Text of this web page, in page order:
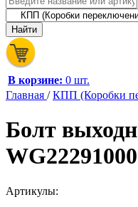
В корзине: 0 шт.
Главная /КПП (Коробки
Болт
Артикулы: